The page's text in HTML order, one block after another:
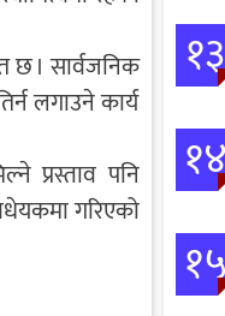
छ । सार्वजनिक
लगाउने कार्य
प्रस्ताव पनि
गरिएको
१३